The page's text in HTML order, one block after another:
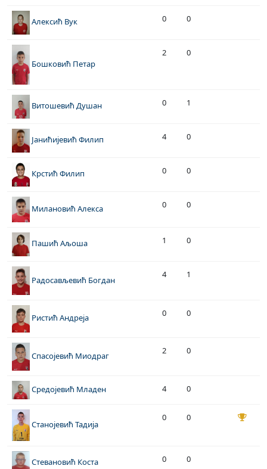
Алексић Вук 0 0
Бошковић Петар
2 0
Витошевић Душан 0 1
Јанићијевић Филип 4 0
Крстић Филип 0 0
Милановић Алекса 0 0
Пашић Аљоша 1 0
Радосављевић Богдан
4 1
Ристић Андреја 0 0
Спасојевић Миодраг 2 0
Средојевић Младен 4 0
Станојевић Тадија
0 0
Стевановић Коста 0 0